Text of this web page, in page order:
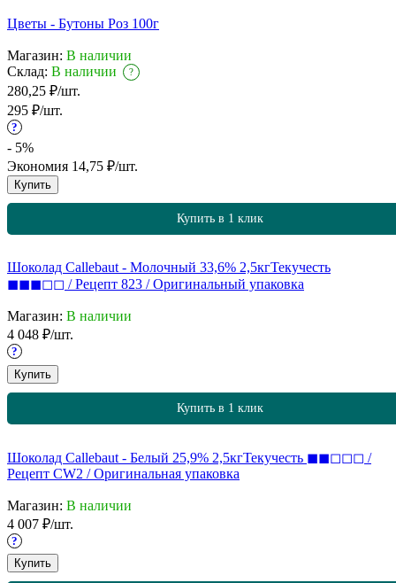
Цветы - Бутоны Роз 100г
Магазин: В наличии
Склад: В наличии ?
280,25 ₽/шт.
295 ₽/шт.
?
- 5%
Экономия 14,75 ₽/шт.
Купить
Купить в 1 клик
Шоколад Callebaut - Молочный 33,6% 2,5кгТекучесть
◼◼◼◻◻ / Рецепт 823 / Оригинальный упаковка
Магазин: В наличии
4 048 ₽/шт.
?
Купить
Купить в 1 клик
Шоколад Callebaut - Белый 25,9% 2,5кгТекучесть ◼◼◻◻◻ /
Рецепт CW2 / Оригинальная упаковка
Магазин: В наличии
4 007 ₽/шт.
?
Купить